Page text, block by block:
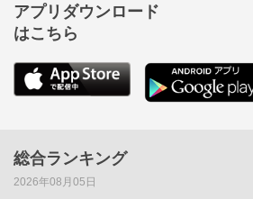
アプリダウンロード
はこちら
総合ランキング
2026年08月05日